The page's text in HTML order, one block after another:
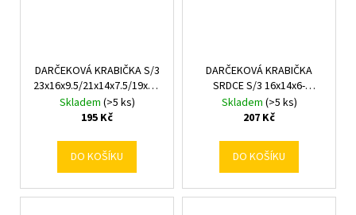
DARČEKOVÁ KRABIČKA S/3
23x16x9.5/21x14x7.5/19x12x6CM
MIX F
Skladem (>5 ks)
195 Kč
DO KOŠÍKU
DARČEKOVÁ KRABIČKA
SRDCE S/3 16x14x6-
22x20x9CM BIELE
Skladem (>5 ks)
207 Kč
DO KOŠÍKU